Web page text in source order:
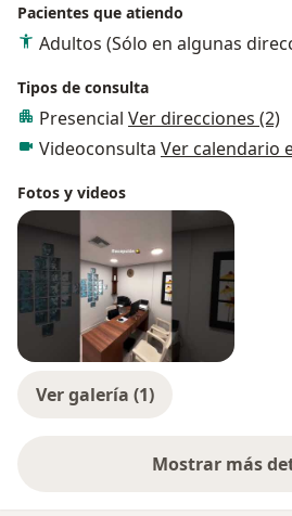
Pacientes que atiendo
Adultos (Sólo en algunas
Tipos de consulta
Presencial Ver direcciones (2)
Videoconsulta Ver calendario
Fotos y videos
Ver galería (1)
Mostrar mássobre